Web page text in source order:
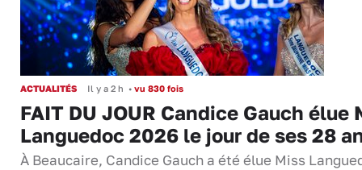
ACTUALITÉS Il y a 2 h • vu 830 fois
FAIT DU JOUR Candice Gauch élue
Languedoc 2026 le jour de ses 28
À Beaucaire, Candice Gauch a été élue Miss